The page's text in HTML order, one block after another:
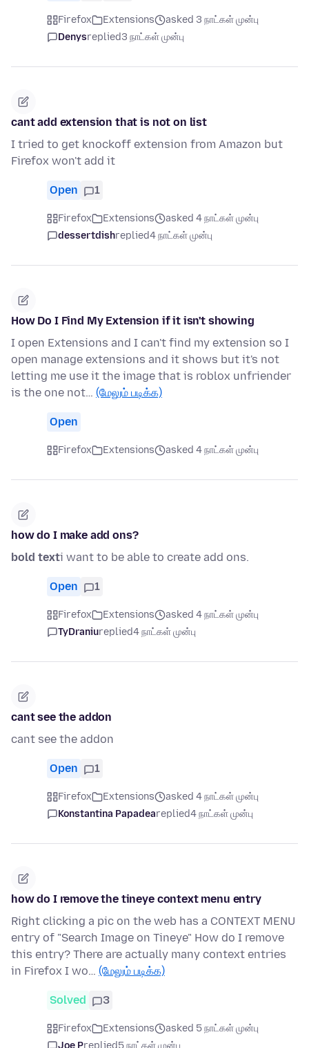
Firefox Extensions
asked 3 நாட்கள் முன்பு
Denysreplied3 நாட்கள் முன்பு
cant add extension that is not on list
I tried to get knockoff extension from Amazon but
Firefox won't add it
Open 1
Firefox Extensions
asked 4 நாட்கள் முன்பு
dessertdishreplied4 நாட்கள் முன்பு
How Do I Find My Extension if it isn't showing
I open Extensions and I can't find my extension so I
open manage extensions and it shows but it's not
letting me use it the image that is roblox unfriender
is the one not… (மேலும் படிக்க)
Open
Firefox Extensions asked 4 நாட்கள் முன்பு
how do I make add ons?
bold texti want to be able to create add ons.
Open 1
Firefox Extensions
asked 4 நாட்கள் முன்பு
TyDraniureplied4 நாட்கள் முன்பு
cant see the addon
cant see the addon
Open 1
Firefox Extensions
asked 4 நாட்கள் முன்பு
Konstantina Papadeareplied4 நாட்கள் முன்பு
how do I remove the tineye context menu entry
Right clicking a pic on the web has a CONTEXT MENU
entry of "Search Image on Tineye" How do I remove
this entry? There are actually many context entries
in Firefox I wo… (மேலும் படிக்க)
Solved 3
Firefox Extensions
asked 5 நாட்கள் முன்பு